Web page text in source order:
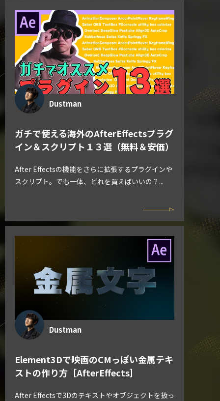
Dustman
ガチで使える海外のAfterEffectsプラグ
イン＆スクリプト１３選（無料＆安価）
After Effectsの機能をさらに拡張するプラグインや
スクリプト。でも一体、どれを買えばいいの？...
Dustman
Element3Dで映画のCMっぽい金属テキ
ストの作り方［AfterEffects］
After Effectsで3Dのテキストやオブジェクトを扱っ